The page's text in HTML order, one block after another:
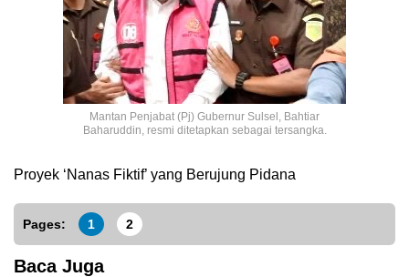
Mantan Penjabat (Pj) Gubernur Sulsel, Bahtiar
Baharuddin, resmi ditetapkan sebagai tersangka.
Proyek ‘Nanas Fiktif’ yang Berujung Pidana
Pages: 1 2
Baca Juga